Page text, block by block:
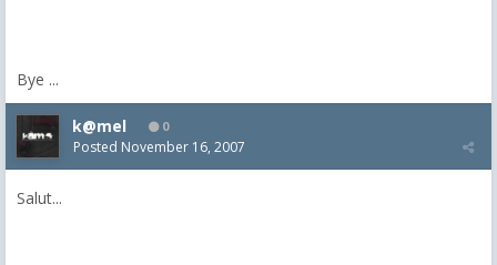
Bye ...
k@mel 0
Posted November 16, 2007
Salut...